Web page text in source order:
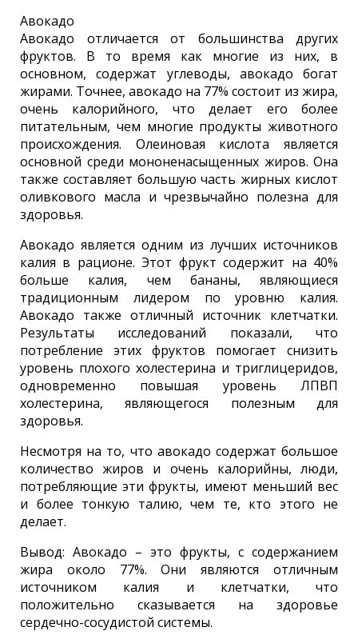
Авокадо
Авокадо отличается от большинства других
фруктов. В то время как многие из них, в
основном, содержат углеводы, авокадо богат
жирами. Точнее, авокадо на 77% состоит из жира,
очень калорийного, что делает его более
питательным, чем многие продукты животного
происхождения. Олеиновая кислота является
основной среди мононенасыщенных жиров. Она
также составляет большую часть жирных кислот
оливкового масла и чрезвычайно полезна для
здоровья.
Авокадо является одним из лучших источников
калия в рационе. Этот фрукт содержит на 40%
больше калия, чем бананы, являющиеся
традиционным лидером по уровню калия.
Авокадо также отличный источник клетчатки.
Результаты исследований показали, что
потребление этих фруктов помогает снизить
уровень плохого холестерина и триглицеридов,
одновременно повышая уровень ЛПВП
холестерина, являющегося полезным для
здоровья.
Несмотря на то, что авокадо содержат большое
количество жиров и очень калорийны, люди,
потребляющие эти фрукты, имеют меньший вес
и более тонкую талию, чем те, кто этого не
делает.
Вывод: Авокадо – это фрукты, с содержанием
жира около 77%. Они являются отличным
источником калия и клетчатки, что
положительно сказывается на здоровье
сердечно-сосудистой системы.